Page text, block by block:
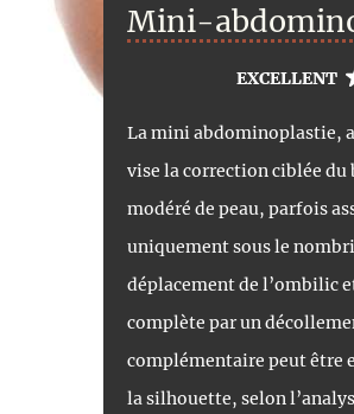
Mini-
EXCELLENT
La mini abdominoplastie,
vise la correction ciblée
modéré de peau, parfois
uniquement sous le
déplacement de l’ombilic
complète par un
complémentaire peut être
la silhouette, selon